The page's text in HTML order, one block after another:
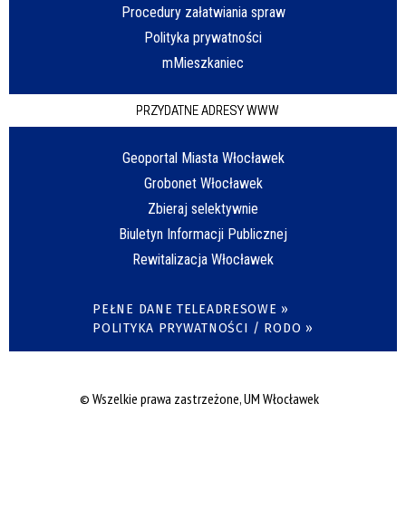
Procedury załatwiania spraw
Polityka prywatności
mMieszkaniec
PRZYDATNE ADRESY WWW
Geoportal Miasta Włocławek
Grobonet Włocławek
Zbieraj selektywnie
Biuletyn Informacji Publicznej
Rewitalizacja Włocławek
PEŁNE DANE TELEADRESOWE »
POLITYKA PRYWATNOŚCI / RODO »
© Wszelkie prawa zastrzeżone, UM Włocławek